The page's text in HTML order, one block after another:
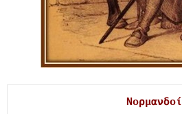
Νορμανδοί